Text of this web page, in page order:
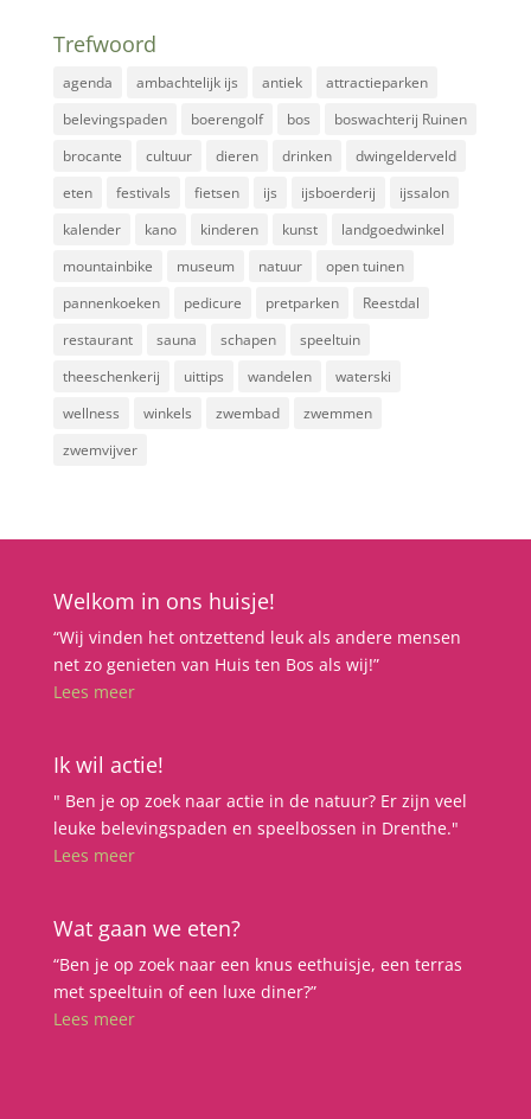
Trefwoord
agenda ambachtelijk ijs antiek
attractieparken
belevingspaden
boerengolf bos
boswachterij Ruinen
brocante
cultuur dieren drinken
dwingelderveld
eten
festivals fietsen ijs ijsboerderij
ijssalon
kalender
kano kinderen kunst
landgoedwinkel
mountainbike
museum natuur
open tuinen
pannenkoeken
pedicure pretparken
Reestdal
restaurant
sauna schapen
speeltuin
theeschenkerij
uittips wandelen
waterski
wellness
winkels zwembad
zwemmen
zwemvijver
Welkom in ons huisje!
“Wij vinden het ontzettend leuk als andere mensen
net zo genieten van Huis ten Bos als wij!”
Lees meer
Ik wil actie!
" Ben je op zoek naar actie in de natuur? Er zijn veel
leuke belevingspaden en speelbossen in Drenthe."
Lees meer
Wat gaan we eten?
“Ben je op zoek naar een knus eethuisje, een terras
met speeltuin of een luxe diner?”
Lees meer